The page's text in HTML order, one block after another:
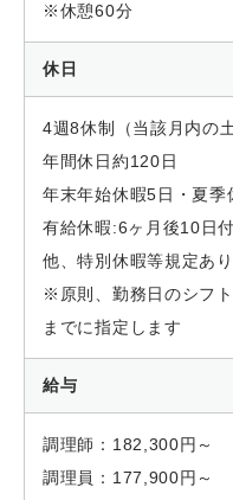
※休憩60分
休日
4週8休制（当該月内の
年間休日約120日
年末年始休暇5日・夏季
有給休暇:6ヶ月後10日
他、特別休暇等規定あり
※原則、勤務日のシフ
までに指定します
給与
調理師：182,300円～
調理員：177,900円～